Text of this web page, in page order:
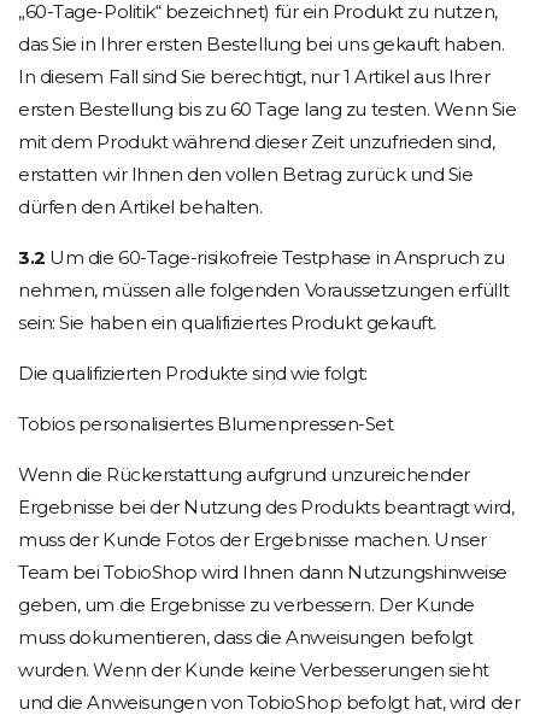
„60-Tage-Politik“ bezeichnet) für ein Produkt zu nutzen,
das Sie in Ihrer ersten Bestellung bei uns gekauft haben.
In diesem Fall sind Sie berechtigt, nur 1 Artikel aus Ihrer
ersten Bestellung bis zu 60 Tage lang zu testen. Wenn Sie
mit dem Produkt während dieser Zeit unzufrieden sind,
erstatten wir Ihnen den vollen Betrag zurück und Sie
dürfen den Artikel behalten.
3.2 Um die 60-Tage-risikofreie Testphase in Anspruch zu
nehmen, müssen alle folgenden Voraussetzungen erfüllt
sein: Sie haben ein qualifiziertes Produkt gekauft.
Die qualifizierten Produkte sind wie folgt:
Tobios personalisiertes Blumenpressen-Set
Wenn die Rückerstattung aufgrund unzureichender
Ergebnisse bei der Nutzung des Produkts beantragt wird,
muss der Kunde Fotos der Ergebnisse machen. Unser
Team bei TobioShop wird Ihnen dann Nutzungshinweise
geben, um die Ergebnisse zu verbessern. Der Kunde
muss dokumentieren, dass die Anweisungen befolgt
wurden. Wenn der Kunde keine Verbesserungen sieht
und die Anweisungen von TobioShop befolgt hat, wird der